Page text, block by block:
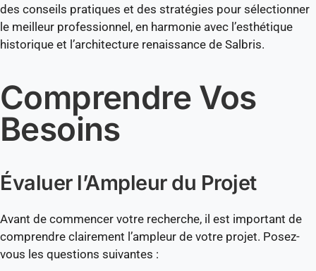
des conseils pratiques et des stratégies pour sélectionner
le meilleur professionnel, en harmonie avec l’esthétique
historique et l’architecture renaissance de Salbris.
Comprendre Vos
Besoins
Évaluer l’Ampleur du Projet
Avant de commencer votre recherche, il est important de
comprendre clairement l’ampleur de votre projet. Posez-
vous les questions suivantes :